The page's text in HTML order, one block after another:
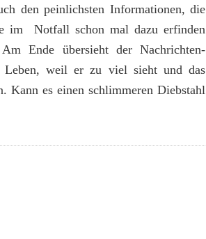
den peinlichsten Informationen, die
im Notfall schon mal dazu erfinden
Ende übersieht der Nachrichten-
Leben, weil er zu viel sieht und das
Kann es einen schlimmeren Diebstahl